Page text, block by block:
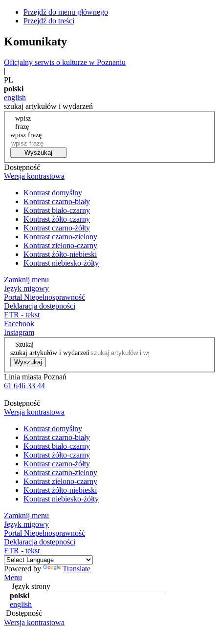
Przejdź do menu głównego
Przejdź do treści
Komunikaty
Oficjalny serwis o kulturze w Poznaniu
|
PL
polski
english
szukaj artykułów i wydarzeń
wpisz
frazę
wpisz frazę
Wyszukaj
Dostępność
Wersja kontrastowa
Kontrast domyślny
Kontrast czarno-biały
Kontrast biało-czarny
Kontrast żółto-czarny
Kontrast czarno-żółty
Kontrast czarno-zielony
Kontrast zielono-czarny
Kontrast żółto-niebieski
Kontrast niebiesko-żółty
Zamknij menu
Język migowy
Portal Niepełnosprawność
Deklaracja dostępności
ETR - tekst
Facebook
Instagram
Szukaj
szukaj artykułów i wydarzeń
Wyszukaj
Linia miasta Poznań
61 646 33 44
Dostępność
Wersja kontrastowa
Kontrast domyślny
Kontrast czarno-biały
Kontrast biało-czarny
Kontrast żółto-czarny
Kontrast czarno-żółty
Kontrast czarno-zielony
Kontrast zielono-czarny
Kontrast żółto-niebieski
Kontrast niebiesko-żółty
Zamknij menu
Język migowy
Portal Niepełnosprawność
Deklaracja dostępności
ETR - tekst
Powered by
Translate
Menu
Język strony
polski
english
Dostępność
Wersja kontrastowa